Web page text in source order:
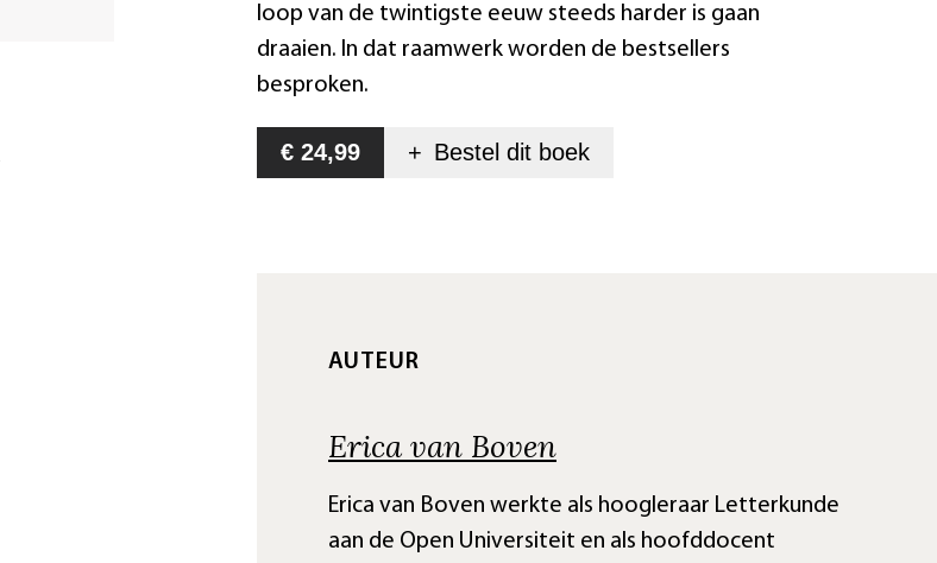
loop van de twintigste eeuw steeds harder is gaan
draaien. In dat raamwerk worden de bestsellers
besproken.
€ 24,99 + Bestel dit boek
AUTEUR
Erica van Boven
Erica van Boven werkte als hoogleraar Letterkunde
aan de Open Universiteit en als hoofddocent